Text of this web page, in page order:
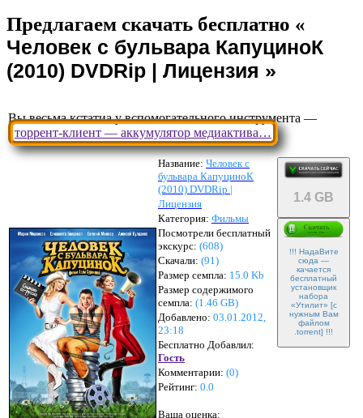
Вы весьма кстатиа у вспомогательного инструмента —
торрент-клиент — аккумулятор медиактива…
Название: Человек с
бульвара КапуциноК
(2010) DVDRip |
Лицензия
1.4 GB
!!! НадаВите
сюда —
качается
бесплатный
установщик
набора
«Утилит» [с
нужным Вам
файлом
.torrent] !!!
Категория: Фильмы
Посмотрели бесплатный
экскурс: (608)
Скачали: (91 )
Размер семпла: 15.0 Kb
Размер содержимого
семпла: (1.46 GB)
Добавлено: 03.01.2012,
23:18
Бесплатно Добавлил:
Гость
Комментарии: (0)
Рейтинг: 0.0
Ваша оценка: